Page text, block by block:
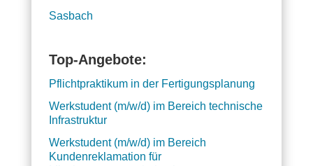
Sasbach
Top-Angebote:
Pflichtpraktikum in der Fertigungsplanung
Werkstudent (m/w/d) im Bereich technische
Infrastruktur
Werkstudent (m/w/d) im Bereich
Kundenreklamation für